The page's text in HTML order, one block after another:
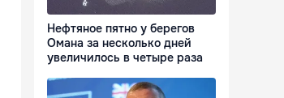
Нефтяное пятно у берегов
Омана за несколько дней
увеличилось в четыре раза